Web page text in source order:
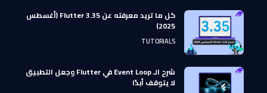
كل ما تريد معرفته عن Flutter 3.35 (أغسطس
2025)
TUTORIALS
شرح الـ Event Loop في Flutter وجعل التطبيق
لا يتوقف أبدًا